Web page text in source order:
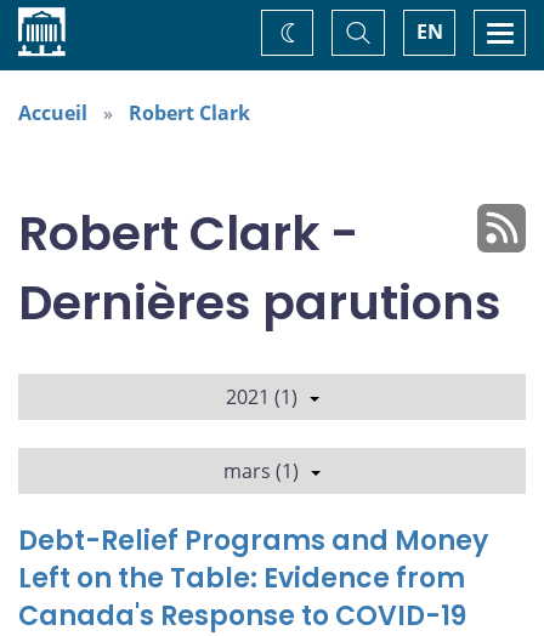
Accueil EN
Basculer
la
recherche
Changez
de
Accueil Robert Clark
Robert Clark -
Dernières parutions
2021 (1)
mars (1)
Debt-Relief Programs and Money
Left on the Table: Evidence from
Canada's Response to COVID-19